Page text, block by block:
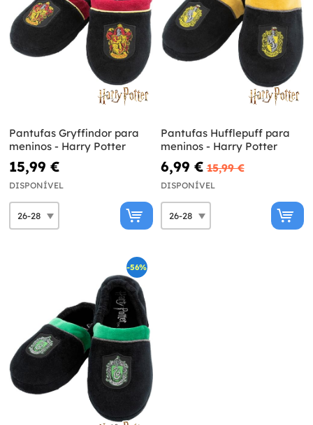
Pantufas Gryffindor para
meninos - Harry Potter
15,99 €
DISPONÍVEL
Pantufas Hufflepuff para
meninos - Harry Potter
6,99 € 15,99 €
DISPONÍVEL
-56%